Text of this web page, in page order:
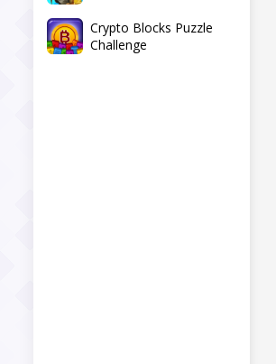
Crypto Blocks Puzzle
Challenge